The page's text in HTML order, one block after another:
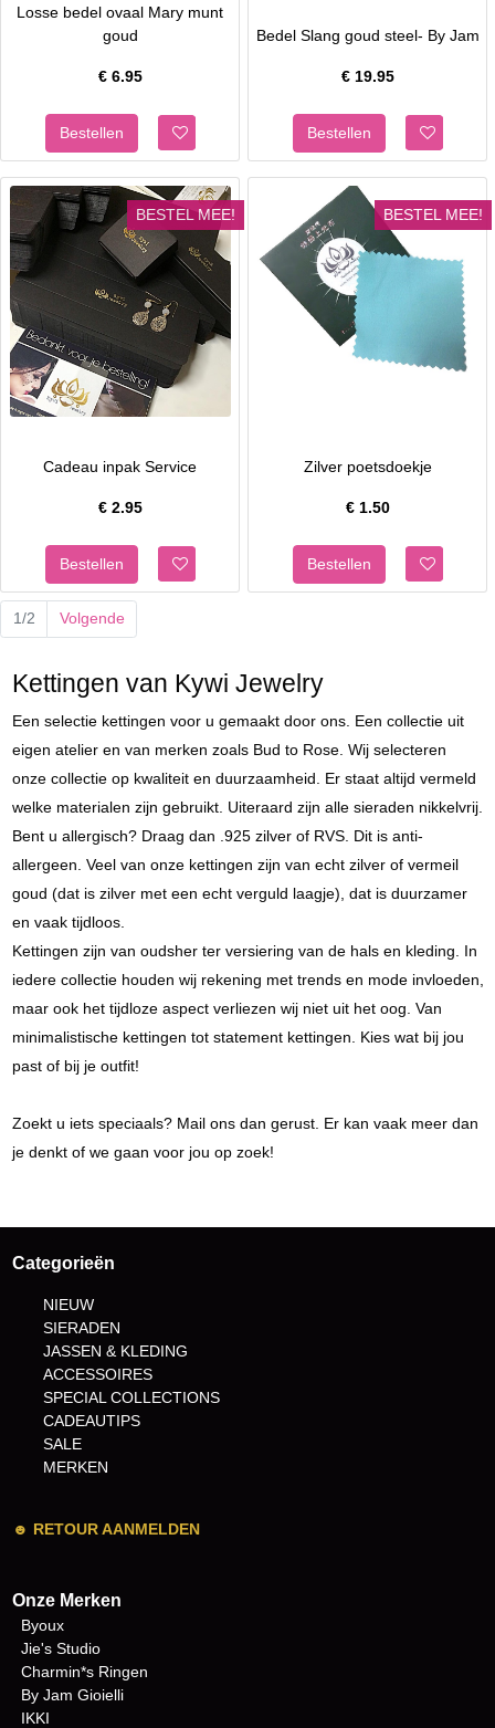
Losse bedel ovaal Mary munt
goud
€ 6.95
Bedel Slang goud steel- By Jam
€ 19.95
BESTEL MEE!
Cadeau inpak Service
€ 2.95
BESTEL MEE!
Zilver poetsdoekje
€ 1.50
1/2 Volgende
Kettingen van Kywi Jewelry
Een selectie kettingen voor u gemaakt door ons. Een collectie uit
eigen atelier en van merken zoals Bud to Rose. Wij selecteren
onze collectie op kwaliteit en duurzaamheid. Er staat altijd vermeld
welke materialen zijn gebruikt. Uiteraard zijn alle sieraden nikkelvrij.
Bent u allergisch? Draag dan .925 zilver of RVS. Dit is anti-
allergeen. Veel van onze kettingen zijn van echt zilver of vermeil
goud (dat is zilver met een echt verguld laagje), dat is duurzamer
en vaak tijdloos.
Kettingen zijn van oudsher ter versiering van de hals en kleding. In
iedere collectie houden wij rekening met trends en mode invloeden,
maar ook het tijdloze aspect verliezen wij niet uit het oog. Van
minimalistische kettingen tot statement kettingen. Kies wat bij jou
past of bij je outfit!
Zoekt u iets speciaals? Mail ons dan gerust. Er kan vaak meer dan
je denkt of we gaan voor jou op zoek!
Categorieën
NIEUW
SIERADEN
JASSEN & KLEDING
ACCESSOIRES
SPECIAL COLLECTIONS
CADEAUTIPS
SALE
MERKEN
☻ RETOUR AANMELDEN
Onze Merken
Byoux
Jie's Studio
Charmin*s Ringen
By Jam Gioielli
IKKI